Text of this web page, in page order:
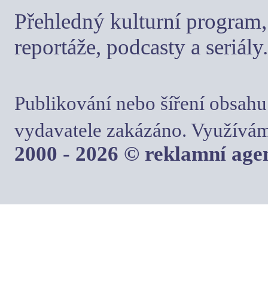
Přehledný kulturní
reportáže, podcasty a seriály.
Publikování nebo šíření
vydavatele zakázáno.
2000 - 2026 © reklamní